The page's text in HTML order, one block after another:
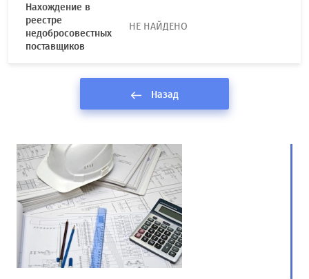
Нахождение в
реестре
недобросовестных
поставщиков
НЕ НАЙДЕНО
Назад